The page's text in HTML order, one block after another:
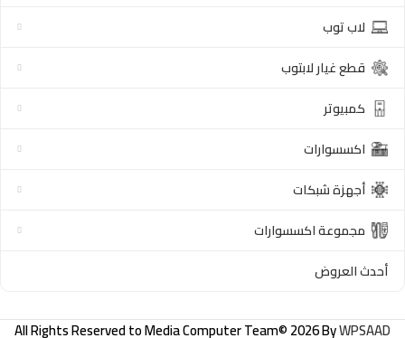
لاب توب
قطع غيار لابتوب
كمبيوتر
اكسسوارات
أجهزة شبكات
مجموعة اكسسوارات
أحدث العروض
All Rights Reserved toMedia Computer Team© 2026 ByWPSAAD